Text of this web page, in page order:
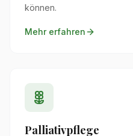
können.
Mehr erfahren
Palliativpflege